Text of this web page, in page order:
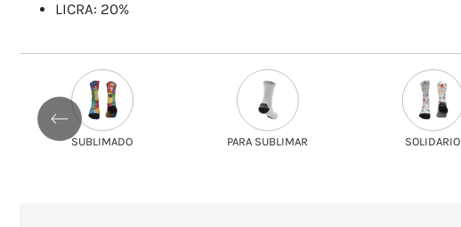
LICRA: 20%
RUNNING
PARA SUBLIMAR SOLIDARIO